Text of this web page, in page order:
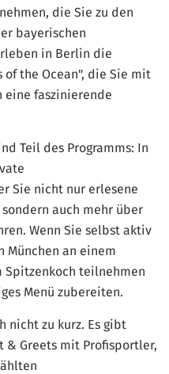
die Sie zu den
bayerischen
in Berlin die
of the Ocean", die Sie mit
eine faszinierende
Teil des Programms: In
Sie nicht nur erlesene
auch mehr über
Wenn Sie selbst aktiv
München an einem
Spitzenkoch teilnehmen
Menü zubereiten.
nicht zu kurz. Es gibt
& Greets mit Profisportler,